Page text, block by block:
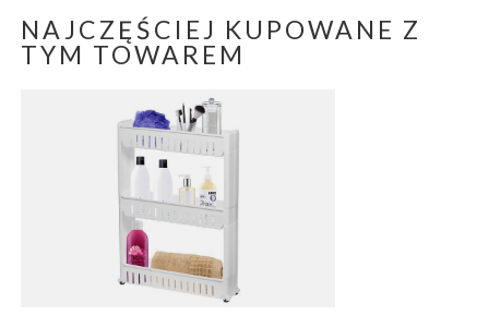
NAJCZĘŚCIEJ KUPOWANE Z
TYM TOWAREM